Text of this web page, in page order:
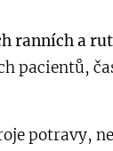
ranních a
pacientů,
potravy,